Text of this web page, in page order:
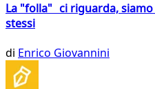
La "folla" ci riguarda,
stessi
di Enrico Giovannini